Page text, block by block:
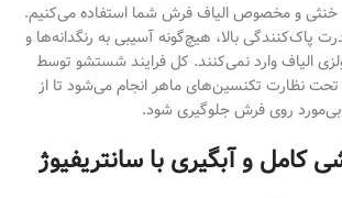
ما از شوینده‌های با pH خنثی و مخصوص الیاف فرش شما استفاده می‌کنیم.
پاک‌کنندگی بالا، هیچ‌گونه آسیبی به رنگدانه‌ها و
الیاف وارد نمی‌کنند. کل فرایند شستشو توسط
تحت نظارت تکنسین‌های ماهر انجام می‌شود تا از
روی فرش جلوگیری شود.